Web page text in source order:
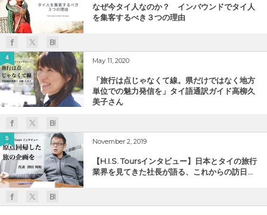
なぜ今タイ人なのか？ インバウンドでタイ人
を集客するべき３つの理由
4 May 11, 2020
「旅行は点じゃなくて線。県だけではなく地方
単位での魅力発信を」タイ語通訳ガイド高柳久
美子さん
5 November 2, 2019
【H.I.S. Toursインタビュー】日本とタイの旅行
業界を見てきた社長が語る、これからの訪日...